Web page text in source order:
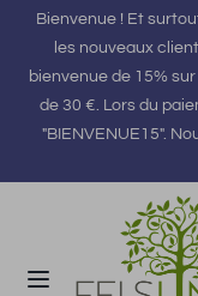
Passer
contenu
Bienvenue ! Et
les nouveaux
bienvenue de 15%
de 30 €. Lors du
"BIENVENUE15".
Langue
Français
Recherche
Rechercher
dans
boutique